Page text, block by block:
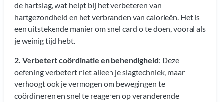
de hartslag, wat helpt bij het verbeteren van
hartgezondheid en het verbranden van calorieën. Het is
een uitstekende manier om snel cardio te doen, vooral als
je weinig tijd hebt.
2. Verbetert coördinatie en behendigheid: Deze
oefening verbetert niet alleen je slagtechniek, maar
verhoogt ook je vermogen om bewegingen te
coördineren en snel te reageren op veranderende